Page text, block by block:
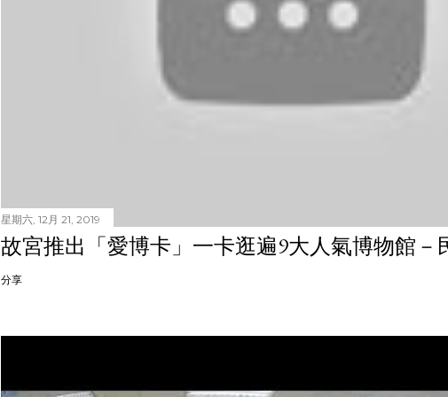
星期六, 12月 21, 2019
故宮推出「愛博卡」一卡逛遍9大人氣博物館－
分享